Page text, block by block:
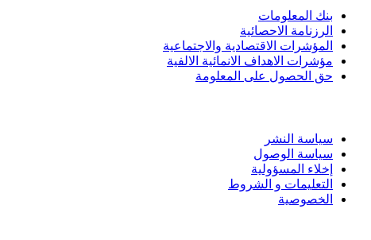
بنك المعلومات
الرزنامة الاحصائية
المؤشرات الاقتصادية والاجتماعية
مؤشرات الاهداف الانمائية الالفية
حق الحصول على المعلومة
سياسة النشر
سياسة الوصول
إخلاء المسؤولية
التعليمات و الشروط
الخصوصية